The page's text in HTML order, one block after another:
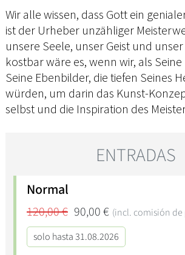
Wir alle wissen, dass Gott ein
ist der Urheber unzähliger
unsere Seele, unser Geist und
kostbar wäre es, wenn wir, als
Seine Ebenbilder, die tiefen Seines
würden, um darin das Kunst-
selbst und die Inspiration des